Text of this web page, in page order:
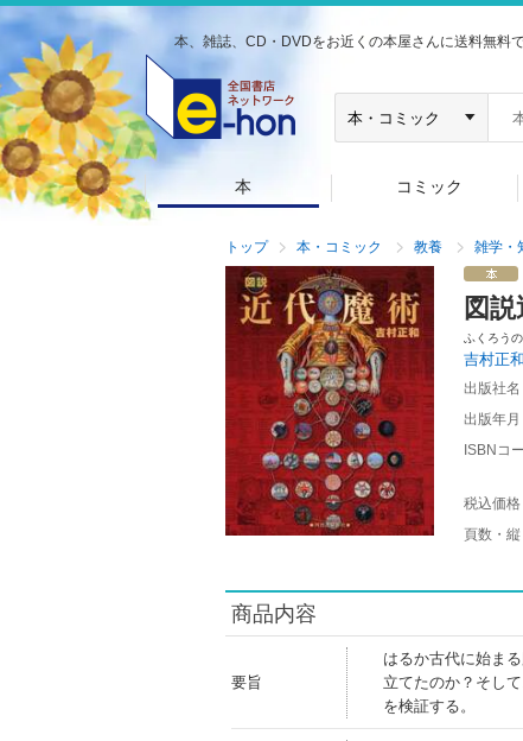
本、雑誌、CD・DVDをお近くの本屋さんに送料無料
本 コミック
トップ 本・コミック 教養 雑学・
図
ふくろう
吉村正
出版社名
出版年月
ISBNコ
税込価格
頁数・縦
商品内容
要旨
はるか古代に始ま
立てたのか？そし
を検証する。